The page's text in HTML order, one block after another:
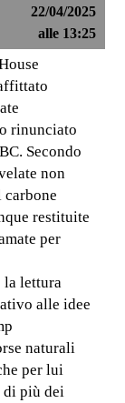
22/04/2025
alle 13:25
rinunciato
Secondo
non
restituite
per
la lettura
alle idee
naturali
per lui
di più dei